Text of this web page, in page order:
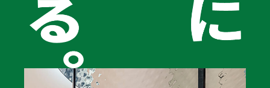
お知らせ 2024.05.09
ホームページ公開のお知らせ